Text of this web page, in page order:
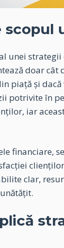
scopul
unei strategii
doar cât
piață și
potrivite în
iar
financiare,
clar,